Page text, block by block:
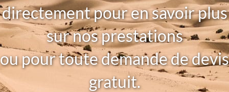
directement pour en savoir plus
sur nos prestations
ou pour toute demande de devis
gratuit.